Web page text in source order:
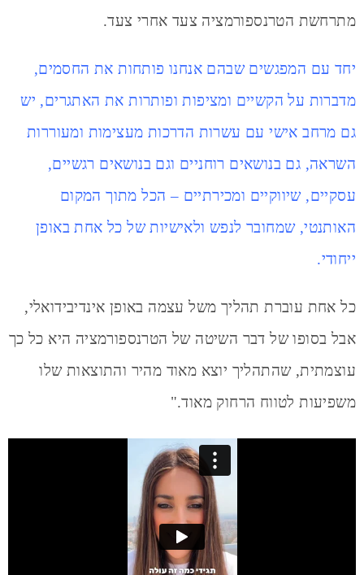
מתרחשת הטרנספורמציה צעד אחרי צעד.
יחד עם המפגשים שבהם אנחנו פותחות את החסמים,
מדברות על הקשיים ומציפות ופותרות את האתגרים, יש
גם מרחב אישי עם עשרות הדרכות מעצימות ומעוררות
השראה, גם בנושאים רוחניים וגם בנושאים רגשיים,
עסקיים, שיווקיים ומכירתיים – הכל מתוך המקום
האותנטי, שמחובר לנפש ולאישיות של כל אחת באופן
ייחודי.
כל אחת עוברת תהליך משל עצמה באופן אינדיבידואלי,
אבל בסופו של דבר השיטה של הטרנספורמציה היא כל כך
עוצמתית, שהתהליך יוצא מאוד מהיר והתוצאות שלו
משפיעות לטווח הרחוק מאוד."